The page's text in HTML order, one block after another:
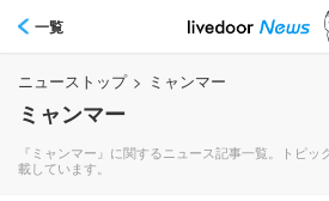
一覧
ニューストップ > ミャンマー
ミャンマー
『ミャンマー』に関するニュース記事一覧。トピ
載しています。